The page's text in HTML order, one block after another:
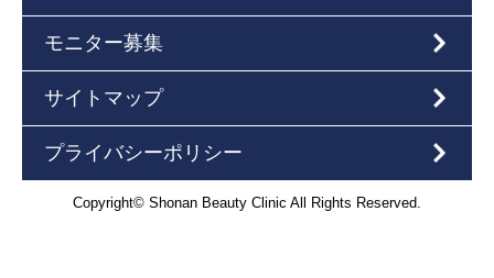
モニター募集
サイトマップ
プライバシーポリシー
Copyright© Shonan Beauty Clinic All Rights Reserved.